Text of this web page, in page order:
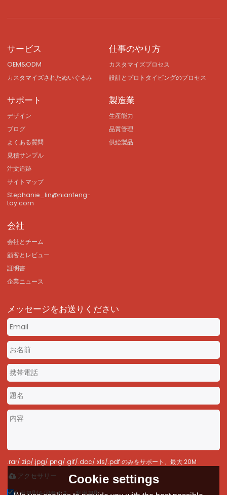
サービス
OEM&ODM
カスタマイズされたぬいぐるみ
仕事のやり方
カスタマイズプロセス
設計とプロトタイピングのプロセス
サポート
デザイン
ブログ
よくある質問
見積サンプル
注文追跡
サイトマップ
Stephanie_lin@nianfeng-
toy.com
製造業
生産能力
品質管理
供給製品
会社
会社とチーム
顧客とレビュー
証明書
企業ニュース
メッセージをお送りください
.rar/.zip/.jpg/.png/.gif/.doc/.xls/.pdf のみをサポート、最大 20M
アクセサリー
利用規則を同意する。,利用規則
Cookie settings